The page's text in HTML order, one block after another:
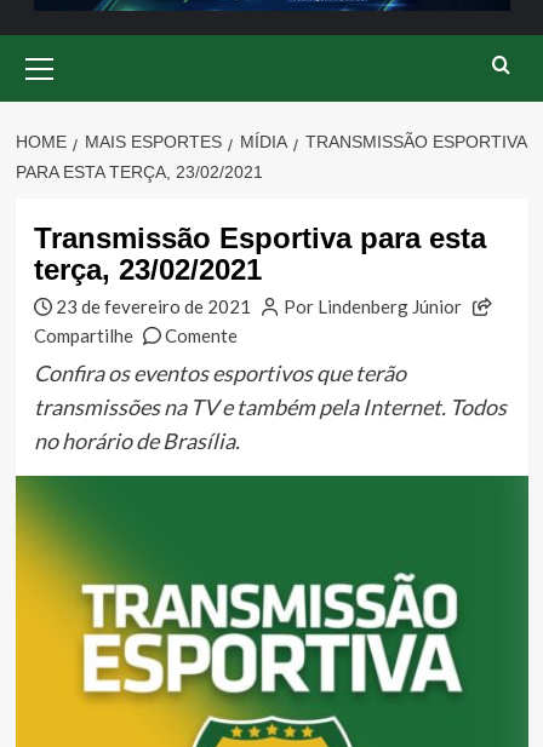
Menu
HOME MAIS ESPORTES MÍDIA
TRANSMISSÃO ESPORTIVA
PARA ESTA TERÇA, 23/02/2021
Transmissão Esportiva para esta
terça, 23/02/2021
23 de fevereiro de 2021
Por Lindenberg Júnior
Compartilhe
Comente
Confira os eventos esportivos que terão
transmissões na TV e também pela Internet. Todos
no horário de Brasília.